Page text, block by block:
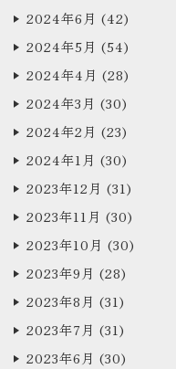
2024年6月 (42)
2024年5月 (54)
2024年4月 (28)
2024年3月 (30)
2024年2月 (23)
2024年1月 (30)
2023年12月 (31)
2023年11月 (30)
2023年10月 (30)
2023年9月 (28)
2023年8月 (31)
2023年7月 (31)
2023年6月 (30)